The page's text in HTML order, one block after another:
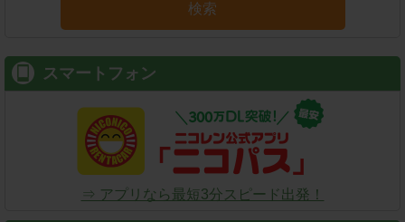
検索
スマートフォン
⇒ アプリなら最短3分スピード出発！